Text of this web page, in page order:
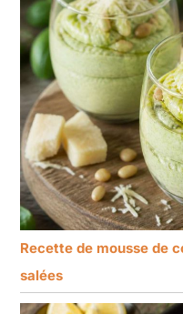
Recette de mousse de
salées